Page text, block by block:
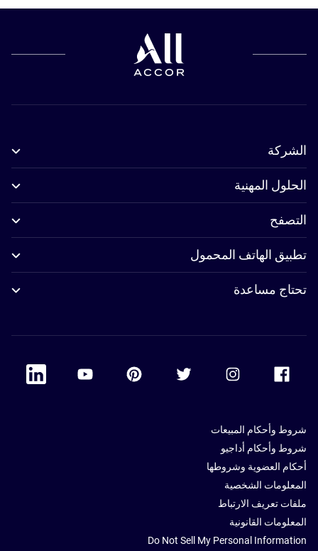
الشركة
الحلول المهنية
التصفح
تطبيق الهاتف المحمول
تحتاج مساعدة
Accor Youtube
Linkedin
شروط وأحكام المبيعات
شروط وأحكام أداجيو
أحكام العضوية وشروطها
المعلومات الشخصية
ملفات تعريف الارتباط
المعلومات القانونية
Do Not Sell My Personal Information